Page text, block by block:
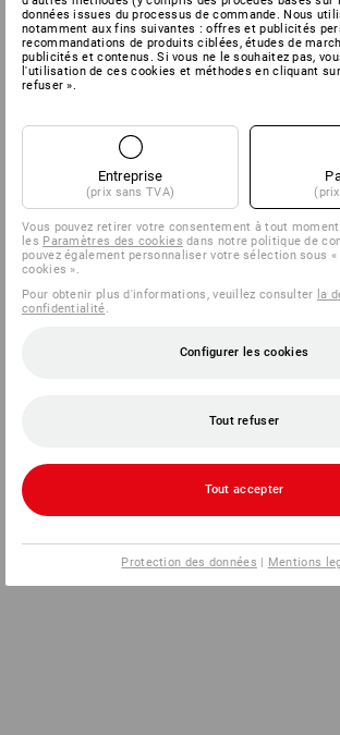
données issues du processus de commande. Nous
notamment aux fins suivantes : offres et publicités
recommandations de produits ciblées, études de
publicités et contenus. Si vous ne le souhaitez pas,
l'utilisation de ces cookies et méthodes en cliquant
refuser ».
Entreprise
(prix sans TVA)
Vous pouvez retirer votre consentement à tout
les Paramètres des cookies dans notre politique de
pouvez également personnaliser votre sélection sous «
cookies ».
Pour obtenir plus d'informations, veuillez consulter la
confidentialité.
Configurer les cookies
Tout refuser
Tout accepter
Protection des données | Mentions